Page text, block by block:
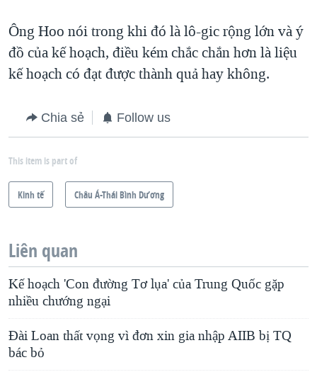
Ông Hoo nói trong khi đó là lô-gic rộng lớn và ý
đồ của kế hoạch, điều kém chắc chắn hơn là liệu
kế hoạch có đạt được thành quả hay không.
Chia sẻ Follow us
This item is part of
Kinh tế Châu Á-Thái Bình Dương
Liên quan
Kế hoạch 'Con đường Tơ lụa' của Trung Quốc gặp
nhiều chướng ngại
Đài Loan thất vọng vì đơn xin gia nhập AIIB bị TQ
bác bỏ